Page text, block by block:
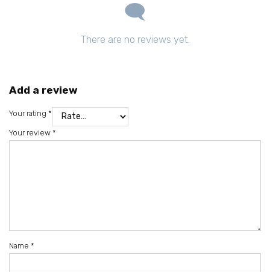
There are no reviews yet.
Add a review
Your rating *
Your review *
Name *